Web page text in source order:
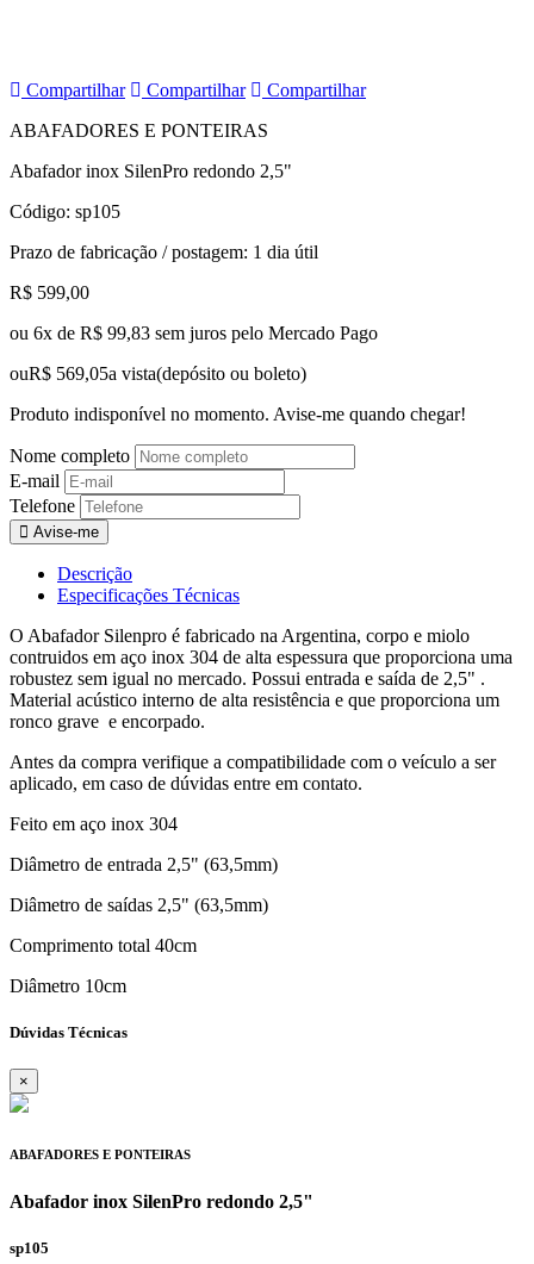
Compartilhar Compartilhar
Compartilhar
ABAFADORES E PONTEIRAS
Abafador inox SilenPro redondo 2,5"
Código: sp105
Prazo de fabricação / postagem: 1 dia útil
R$ 599,00
ou 6x de R$ 99,83 sem juros pelo Mercado Pago
ouR$ 569,05a vista(depósito ou boleto)
Produto indisponível no momento. Avise-me quando chegar!
Nome completo
E-mail
Telefone
Avise-me
Descrição
Especificações Técnicas
O Abafador Silenpro é fabricado na Argentina, corpo e miolo
contruidos em aço inox 304 de alta espessura que proporciona uma
robustez sem igual no mercado. Possui entrada e saída de 2,5" .
Material acústico interno de alta resistência e que proporciona um
ronco grave e encorpado.
Antes da compra verifique a compatibilidade com o veículo a ser
aplicado, em caso de dúvidas entre em contato.
Feito em aço inox 304
Diâmetro de entrada 2,5" (63,5mm)
Diâmetro de saídas 2,5" (63,5mm)
Comprimento total 40cm
Diâmetro 10cm
Dúvidas Técnicas
×
ABAFADORES E PONTEIRAS
Abafador inox SilenPro redondo 2,5"
sp105